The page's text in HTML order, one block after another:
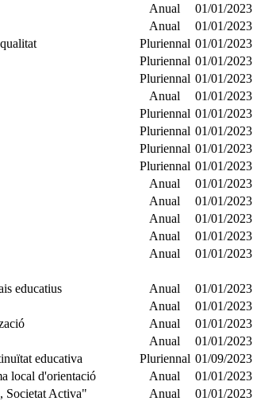
Anual 01/01/2023
Anual 01/01/2023
Pluriennal 01/01/2023
Pluriennal 01/01/2023
Pluriennal 01/01/2023
Anual 01/01/2023
Pluriennal 01/01/2023
Pluriennal 01/01/2023
Pluriennal 01/01/2023
Pluriennal 01/01/2023
Anual 01/01/2023
Anual 01/01/2023
Anual 01/01/2023
Anual 01/01/2023
Anual 01/01/2023
educatius Anual 01/01/2023
Anual 01/01/2023
Anual 01/01/2023
Anual 01/01/2023
educativa
Pluriennal 01/09/2023
local d'orientació
Anual 01/01/2023
Societat Activa" Anual 01/01/2023